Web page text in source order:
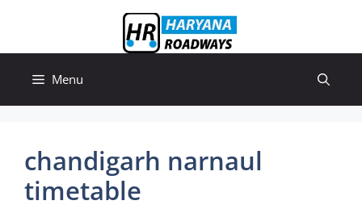
content
Menu
chandigarh narnaul
timetable